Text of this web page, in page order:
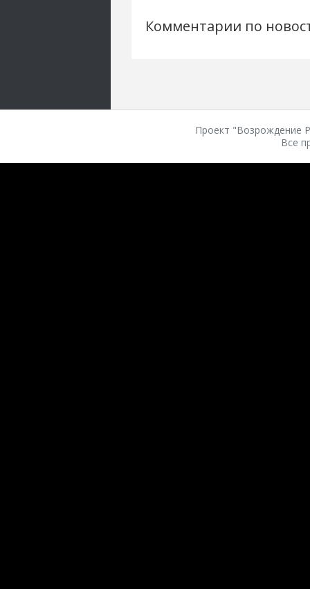
Комментарии по
Проект "Возрождение
Все